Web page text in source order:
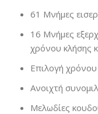
61 Μνήμες
16 Μνήμες
χρόνου κλήσης
Επιλογή
Ανοιχτή
Μελωδίες